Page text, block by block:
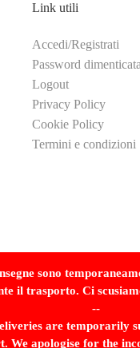
sono
il trasporto. Ci
--
are temporarily
We apologise for the
Link utili
Accedi/Registrati
Password dimenticata
Logout
Privacy Policy
Cookie Policy
Termini e condizioni